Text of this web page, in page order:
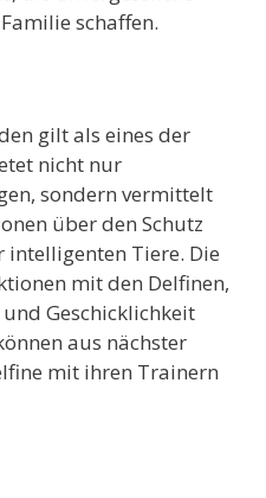
schaffen.
gilt als eines der
nicht nur
sondern vermittelt
über den Schutz
Tiere. Die
mit den Delfinen,
Geschicklichkeit
aus nächster
mit ihren Trainern